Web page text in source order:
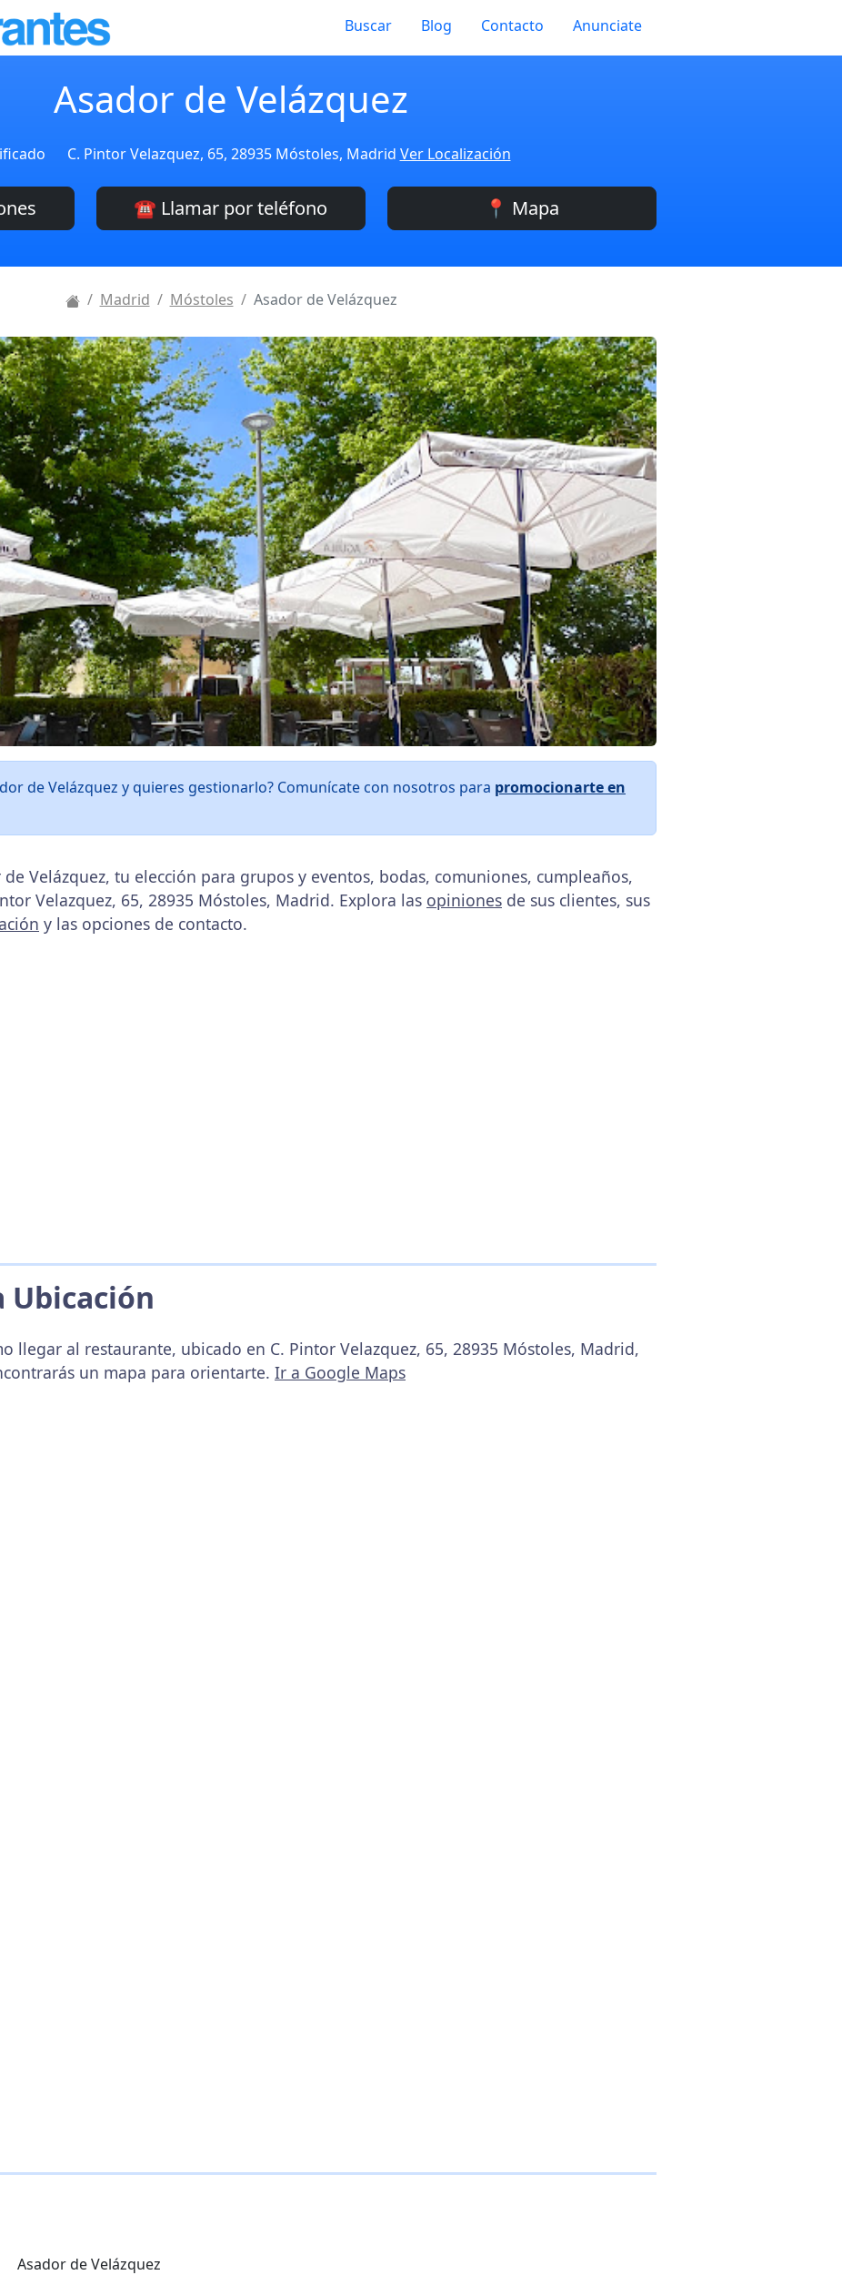
Buscar Blog Contacto Anunciate
Asador de Velázquez
C. Pintor Velazquez, 65, 28935 Móstoles, Madrid Ver Localización
☎️ Llamar por teléfono 📍 Mapa
Madrid Móstoles Asador de Velázquez
de Velázquez y quieres gestionarlo? Comunícate con nosotros para promocionarte en
Velázquez, tu elección para grupos y eventos, bodas, comuniones, cumpleaños,
Velazquez, 65, 28935 Móstoles, Madrid. Explora las opiniones de sus clientes, sus
y las opciones de contacto.
Ubicación
llegar al restaurante, ubicado en C. Pintor Velazquez, 65, 28935 Móstoles, Madrid,
un mapa para orientarte. Ir a Google Maps
Asador de Velázquez